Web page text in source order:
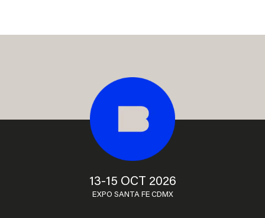
13-15 OCT 2026
EXPO SANTA FE CDMX